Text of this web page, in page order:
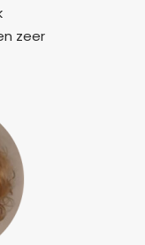
zeer